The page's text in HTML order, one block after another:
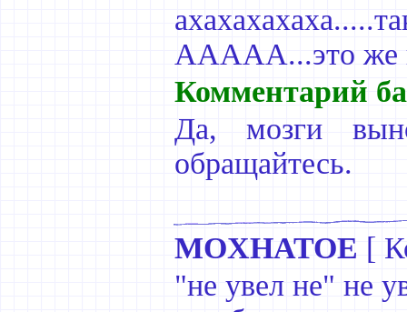
ААААА...это же
Комментарий
Да, мозги
обращайтесь.
MOXHATOE [
"не увел не" не